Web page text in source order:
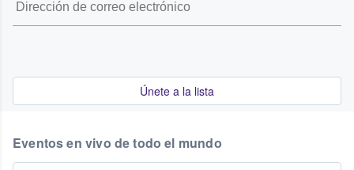
Únete a la lista
Eventos en vivo de todo el mundo